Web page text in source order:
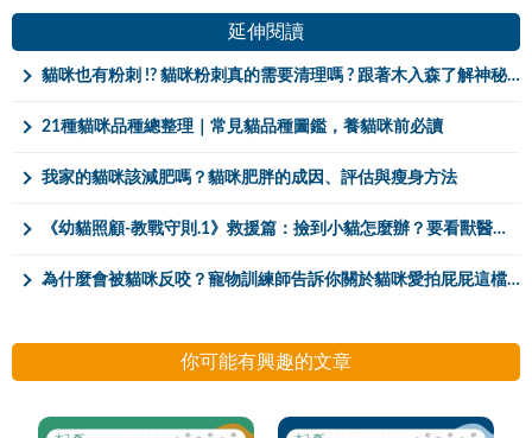
延伸閱讀
貓咪也有粉刺 !? 貓咪粉刺真的需要清理嗎 ? 跟著木入森了解神秘的貓粉刺及粉刺清理方法大公開
21種貓咪品種總整理｜常見貓品種圖鑑，養貓咪前必讀
我家的貓咪該減肥嗎？貓咪肥胖的成因、評估與瘦身方法
《幼貓照顧-教戰守則.1》救援篇：撿到小貓怎麼辦？要看獸醫嗎？
為什麼會被貓咪反咬？寵物訓練師告訴你關於貓咪愛拍屁屁這檔事
你可能有興趣的文章